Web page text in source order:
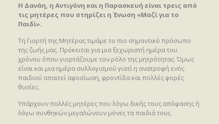
Η Δανάη, η Αντιγόνη και η Παρασκευή είναι τρεις από
τις μητέρες που στηρίζει η Ένωση «Μαζί για το
Παιδί».
Τη Γιορτή της Μητέρας τιμάμε το πιο σημαντικό πρόσωπο
της ζωής μας. Πρόκειται για μια ξεχωριστή ημέρα του
χρόνου όπου γιορτάζουμε τον ρόλο της μητρότητας. Όμως
είναι και μια ημέρα συλλογισμού γιατί η ανατροφή ενός
παιδιού απαιτεί αφοσίωση, φροντίδα και πολλές φορές
θυσίες.
Υπάρχουν πολλές μητέρες που λόγω δικής τους απόφασης ή
λόγω συνθηκών μεγαλώνουν μόνες τα παιδιά τους.